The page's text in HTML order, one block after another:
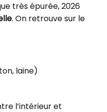
très épurée, 2026
. On retrouve sur le
laine)
l’intérieur et